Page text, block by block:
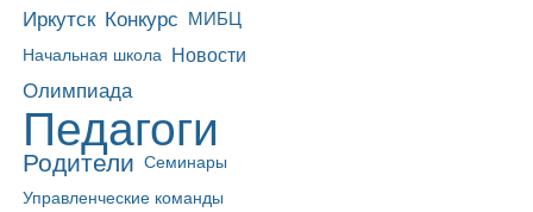
Иркутск Конкурс МИБЦ
Начальная школа Новости
Олимпиада
Педагоги
Родители Семинары
Управленческие команды